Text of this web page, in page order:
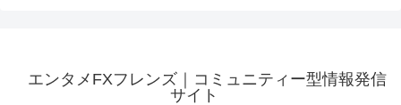
エンタメFXフレンズ｜コミュニティー型情報発信
サイト